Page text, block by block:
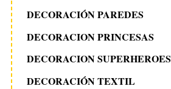
DECORACIÓN PAREDES
DECORACION PRINCESAS
DECORACION SUPERHEROES
DECORACIÓN TEXTIL